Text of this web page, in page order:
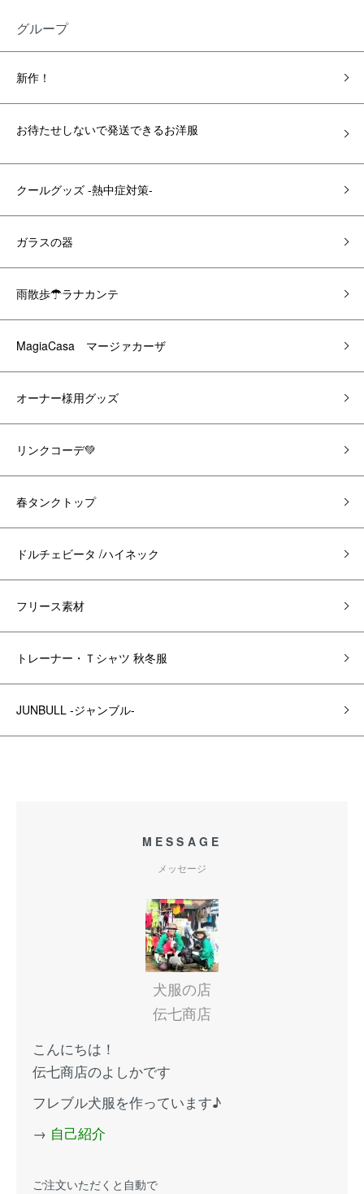
グループ
新作！
お待たせしないで発送できるお洋服
クールグッズ -熱中症対策-
ガラスの器
雨散歩☂ラナカンテ
MagiaCasa マージァカーザ
オーナー様用グッズ
リンクコーデ💚
春タンクトップ
ドルチェビータ /ハイネック
フリース素材
トレーナー・Ｔシャツ 秋冬服
JUNBULL -ジャンブル-
MESSAGE
メッセージ
犬服の店
伝七商店
こんにちは！
伝七商店のよしかです
フレブル犬服を作っています♪
→ 自己紹介
ご注文いただくと自動で